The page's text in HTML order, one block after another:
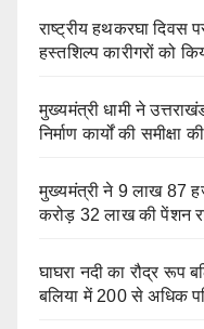
राष्ट्रीय हथकरघा दिवस
हस्तशिल्प कारीगरों को
मुख्यमंत्री धामी ने
निर्माण कार्यों की समीक्षा की
मुख्यमंत्री ने 9 लाख 87
करोड़ 32 लाख की पेंशन
घाघरा नदी का रौद्र रूप
बलिया में 200 से अधिक